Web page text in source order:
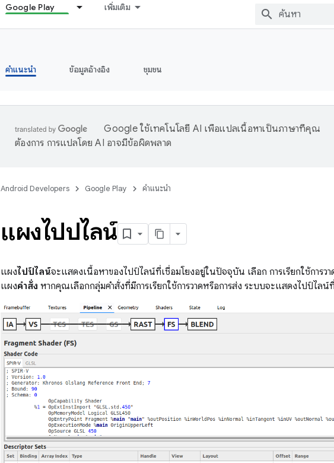
Google Play เพิ่มเติม
คำแนะนำ ข้อมูลอ้างอิง ชุมชน
Google ใช้เทคโนโลยี AI เพื่อแปลเนื้อหาเป็นภาษาที่คุณ
ต้องการ การแปลโดย AI อาจมีข้อผิดพลาด
Android Developers Google Play คำแนะนำ
แผงไปป์ไลน์
แผงไปป์ไลน์จะแสดงเนื้อหาของไปป์ไลน์ที่เชื่อมโยงอยู่ในปัจจุบัน เลือก การเรียกใช้การว
แผงคำสั่ง หากคุณเลือกกลุ่มคำสั่งที่มีการเรียกใช้การวาดหรือการส่ง ระบบจะแสดงไปป์ไลน์